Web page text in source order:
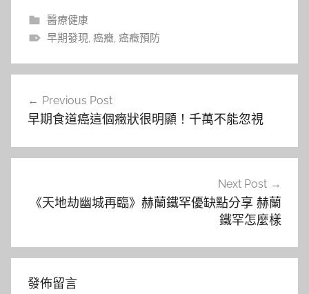
醫療健康
早期發現, 癌癥, 癌癥預防
覽
Previous Post
早期食道癌這個癥狀很明顯！千萬不能忽視
Next Post
《天地劫幽城再臨》赫蘭鐵罕優缺點分享 赫蘭
鐵罕怎麼樣
發佈留言